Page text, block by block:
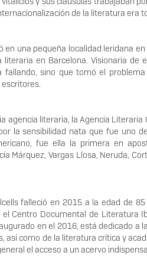
de la literatura era
una pequeña localidad leridana
literaria en Barcelona. Visionaria
fallando, sino que tomó el
agencia literaria, la Agencia Literaria
la sensibilidad nata que fue uno
fue ella la primera en
Márquez, Vargas Llosa, Neruda,
falleció en 2015 a la edad de 85
Centro Documental de Literatura
en el 2016, está dedicado a
así como de la literatura crítica y
el acceso a un acervo